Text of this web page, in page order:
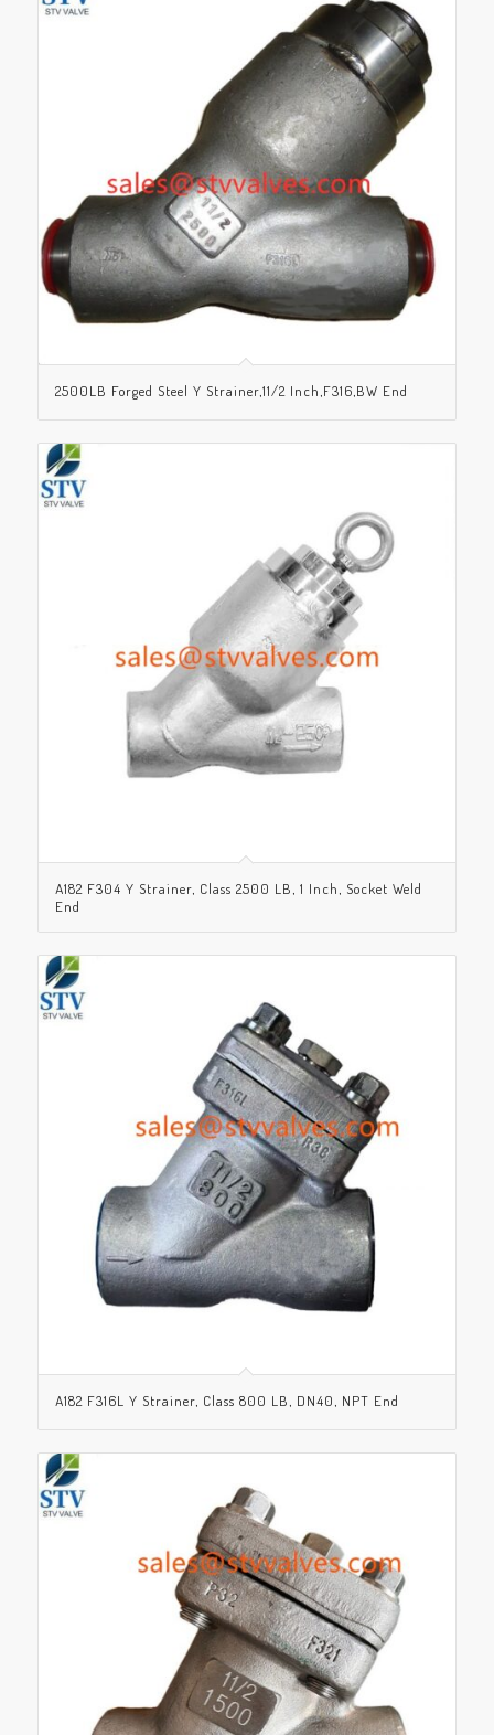
2500LB Forged Steel Y Strainer,11/2 Inch,F316,BW End
A182 F304 Y Strainer, Class 2500 LB, 1 Inch, Socket Weld
End
A182 F316L Y Strainer, Class 800 LB, DN40, NPT End